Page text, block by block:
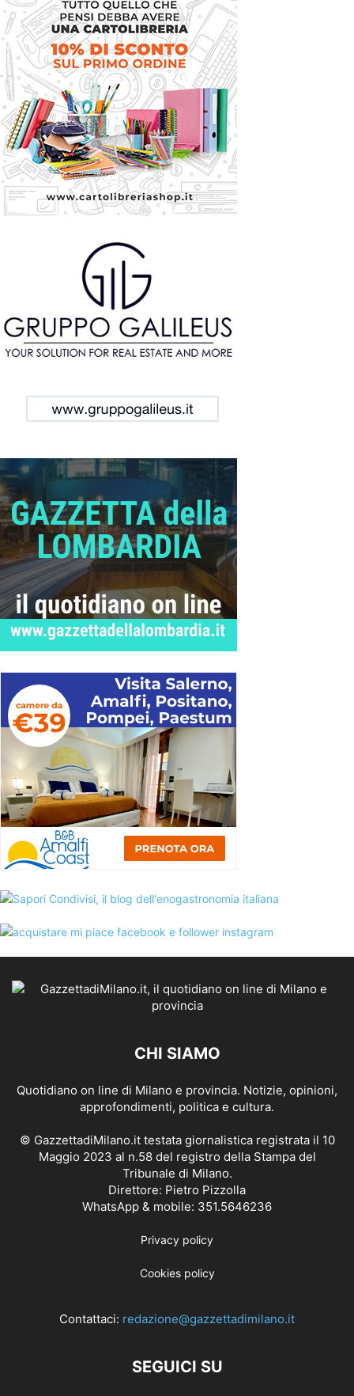
CHI SIAMO
Quotidiano on line di Milano e provincia. Notizie, opinioni,
approfondimenti, politica e cultura.
© GazzettadiMilano.it testata giornalistica registrata il 10
Maggio 2023 al n.58 del registro della Stampa del
Tribunale di Milano.
Direttore: Pietro Pizzolla
WhatsApp & mobile: 351.5646236
Privacy policy
Cookies policy
Contattaci: redazione@gazzettadimilano.it
SEGUICI SU